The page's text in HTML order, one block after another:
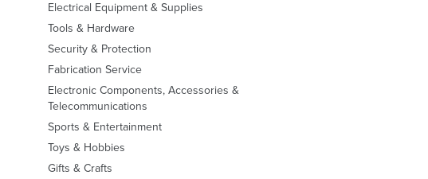
Electrical Equipment & Supplies
Tools & Hardware
Security & Protection
Fabrication Service
Electronic Components, Accessories &
Telecommunications
Sports & Entertainment
Toys & Hobbies
Gifts & Crafts